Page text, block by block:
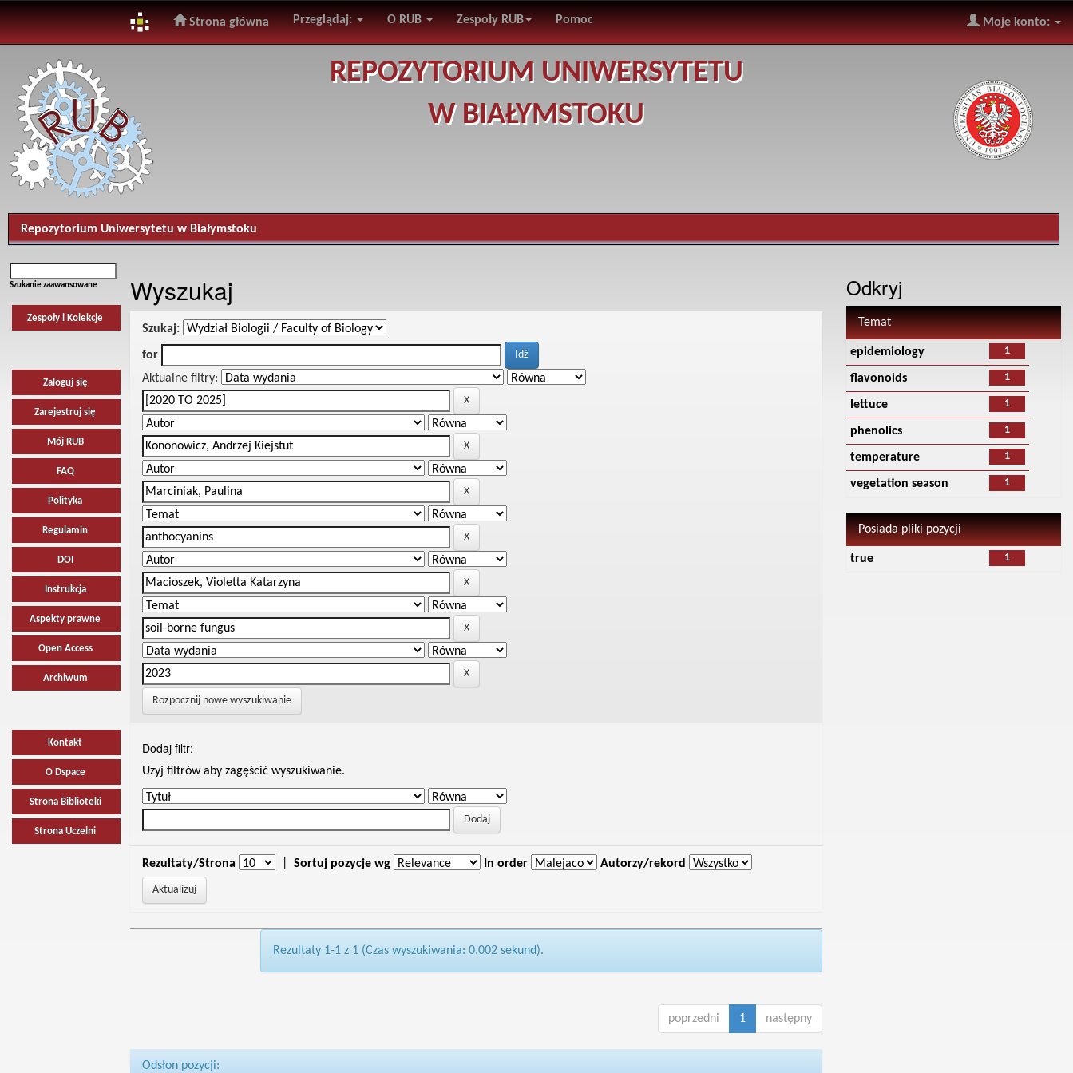
navigation
Strona główna Przeglądaj: O RUB Zespoły RUB Pomoc Moje konto:
REPOZYTORIUM UNIWERSYTETU
W BIAŁYMSTOKU
Repozytorium Uniwersytetu w Białymstoku
Szukanie zaawansowane
Zespoły i Kolekcje
Zaloguj się
Zarejestruj się
Mój RUB
FAQ
Polityka
Regulamin
DOI
Instrukcja
Aspekty prawne
Open Access
Archiwum
Kontakt
O Dspace
Strona Biblioteki
Strona Uczelni
Wyszukaj
Szukaj:
for
Aktualne filtry:
Rozpocznij nowe wyszukiwanie
Dodaj filtr:
Uzyj filtrów aby zagęścić wyszukiwanie.
Rezultaty/Strona Sortuj pozycje wg In order Autorzy/rekord
Rezultaty 1-1 z 1 (Czas wyszukiwania: 0.002 sekund).
poprzedni 1 następny
Odsłon pozycji:
Odkryj
Temat
1
epidemiology
1
flavonoids
1
lettuce
1
phenolics
1
temperature
1
vegetation season
Posiada pliki pozycji
1
true